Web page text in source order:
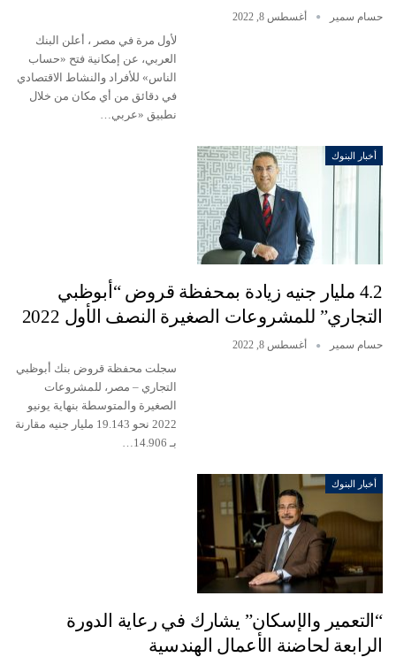
حسام سمير أغسطس 8, 2022
لأول مرة في مصر ، أعلن البنك
العربي، عن إمكانية فتح «حساب
الناس» للأفراد والنشاط الاقتصادي
في دقائق من أي مكان من خلال
نطبيق «عربي…
أخبار البنوك
4.2 مليار جنيه زيادة بمحفظة قروض “أبوظبي
التجاري” للمشروعات الصغيرة النصف الأول 2022
حسام سمير أغسطس 8, 2022
سجلت محفظة قروض بنك أبوظبي
التجاري – مصر، للمشروعات
الصغيرة والمتوسطة بنهاية يونيو
2022 نحو 19.143 مليار جنيه مقارنة
بـ 14.906…
أخبار البنوك
“التعمير والإسكان” يشارك في رعاية الدورة
الرابعة لحاضنة الأعمال الهندسية